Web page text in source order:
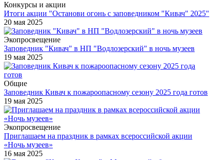
Конкурсы и акции
Итоги акции "Останови огонь с заповедником "Кивач" 2025"
20 мая 2025
Экопросвещение
Заповедник "Кивач" в НП "Водлозерский" в ночь музеев
19 мая 2025
Общие
Заповедник Кивач к пожароопасному сезону 2025 года готов
19 мая 2025
Экопросвещение
Приглашаем на праздник в рамках всероссийской акции
«Ночь музеев»
16 мая 2025